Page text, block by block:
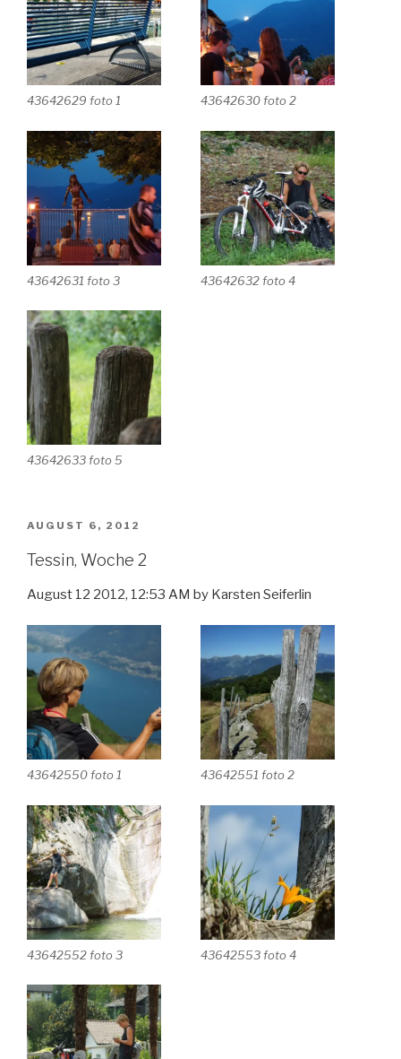
43642629 foto 1 43642630 foto 2
43642631 foto 3 43642632 foto 4
43642633 foto 5
VERÖFFENTLICHT
AUGUST 6, 2012
Tessin, Woche 2
August 12 2012, 12:53 AM by Karsten Seiferlin
43642550 foto 1 43642551 foto 2
43642552 foto 3 43642553 foto 4